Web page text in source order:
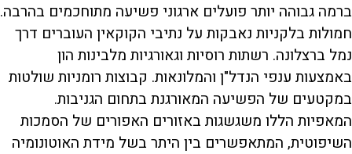
ברמה גבוהה יותר פועלים ארגוני פשיעה מתוחכמים בהרבה.
חמולות בלקניות נאבקות על נתיבי הקוקאין העוברים דרך
נמל ברצלונה. רשתות רוסיות וגאורגיות מלבינות הון
באמצעות ענפי הנדל"ן והמלונאות. קבוצות רומניות שולטות
במקטעים של הפשיעה המאורגנת בתחום הגניבות.
המאפיות הללו משגשגות באזורים האפורים של הסמכות
השיפוטית, המתאפשרים בין היתר בשל מידת האוטונומיה